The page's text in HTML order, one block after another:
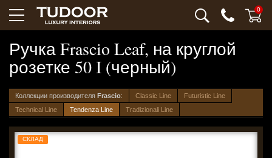
0
Ручка Frascio Leaf, на круглой
розетке 50 I (черный)
Коллекции производителя Frascio: Classic Line
Futuristic Line
Technical Line
Tendenza Line Tradizionali Line
СКЛАД